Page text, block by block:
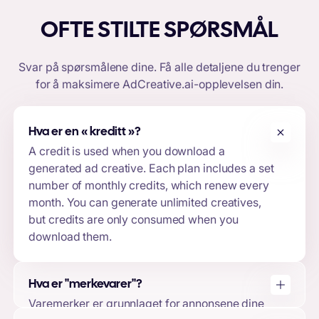
OFTE STILTE SPØRSMÅL
Svar på spørsmålene dine. Få alle detaljene du trenger
for å maksimere AdCreative.ai-opplevelsen din.
Hva er en « kreditt »?
A credit is used when you download a
generated ad creative. Each plan includes a set
number of monthly credits, which renew every
month. You can generate unlimited creatives,
but credits are only consumed when you
download them.
Hva er "merkevarer"?
Varemerker er grunnlaget for annonsene dine